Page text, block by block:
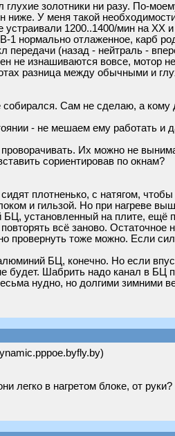
глухие золотники ни разу. По-
ниже. У меня такой
1200..1400/мин на ХХ
1 нормально отлаженное, карб
передачи (назад - нейтраль -
не изнашиваются вовсе, мотор
разница между обычными и
Сам не сделаю, а кому
- не мешаем ему работать и
Их можно не
сориентировав по окнам?
плотненько, с натягом,
и гильзой. Но при нагреве
БЦ, установленный на плите,
всё заново.
провернуть тоже можно. Если
БЦ, конечно. Но если
будет. Шабрить надо канал в БЦ
нудно, но долгими зимними
легко в нагретом блоке, от руки?